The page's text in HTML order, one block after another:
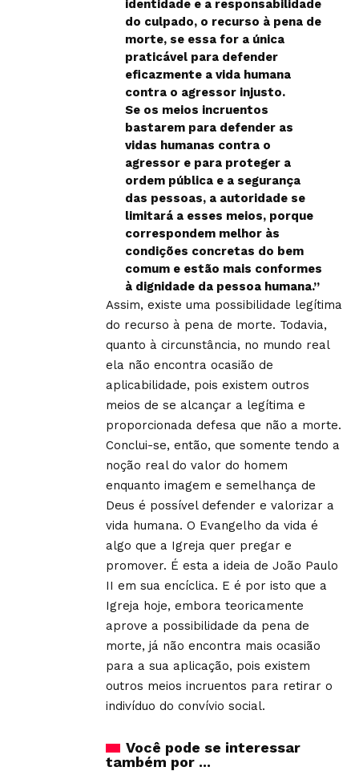
identidade e a responsabilidade
do culpado, o recurso à pena de
morte, se essa for a única
praticável para defender
eficazmente a vida humana
contra o agressor injusto.
Se os meios incruentos
bastarem para defender as
vidas humanas contra o
agressor e para proteger a
ordem pública e a segurança
das pessoas, a autoridade se
limitará a esses meios, porque
correspondem melhor às
condições concretas do bem
comum e estão mais conformes
à dignidade da pessoa humana.”
Assim, existe uma possibilidade legítima
do recurso à pena de morte. Todavia,
quanto à circunstância, no mundo real
ela não encontra ocasião de
aplicabilidade, pois existem outros
meios de se alcançar a legítima e
proporcionada defesa que não a morte.
Conclui-se, então, que somente tendo a
noção real do valor do homem
enquanto imagem e semelhança de
Deus é possível defender e valorizar a
vida humana. O Evangelho da vida é
algo que a Igreja quer pregar e
promover. É esta a ideia de João Paulo
II em sua encíclica. E é por isto que a
Igreja hoje, embora teoricamente
aprove a possibilidade da pena de
morte, já não encontra mais ocasião
para a sua aplicação, pois existem
outros meios incruentos para retirar o
indivíduo do convívio social.
Você pode se interessar
também por ...